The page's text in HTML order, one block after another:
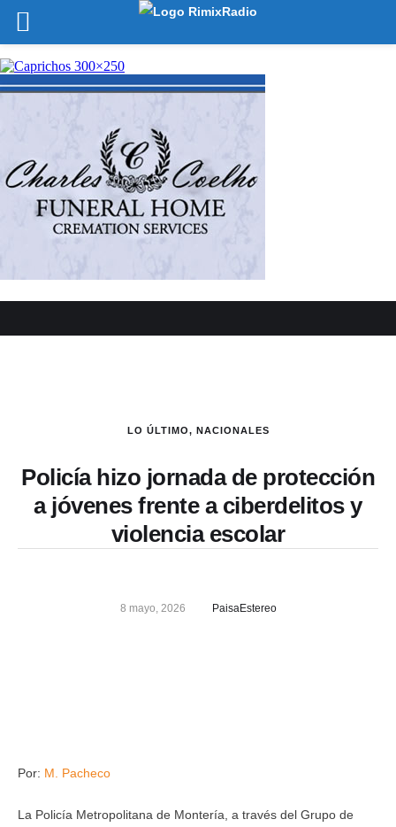
LO ÚLTIMO, NACIONALES
Policía hizo jornada de protección
a jóvenes frente a ciberdelitos y
violencia escolar
8 mayo, 2026 PaisaEstereo
Por: M. Pacheco
La Policía Metropolitana de Montería, a través del Grupo de